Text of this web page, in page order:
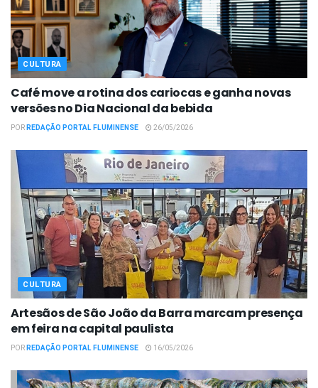
CULTURA
Café move a rotina dos cariocas e ganha novas
versões no Dia Nacional da bebida
PORREDAÇÃO PORTAL FLUMINENSE 26/05/2026
CULTURA
Artesãos de São João da Barra marcam presença
em feira na capital paulista
PORREDAÇÃO PORTAL FLUMINENSE 16/05/2026